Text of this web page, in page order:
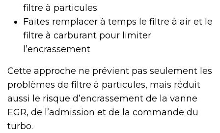
filtre à particules
Faites remplacer à temps le filtre à air et le
filtre à carburant pour limiter
l’encrassement
Cette approche ne prévient pas seulement les
problèmes de filtre à particules, mais réduit
aussi le risque d’encrassement de la vanne
EGR, de l’admission et de la commande du
turbo.